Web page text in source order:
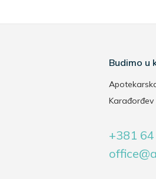
Budimo u
Karađorđev
+381